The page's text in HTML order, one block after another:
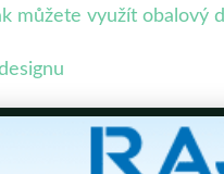
můžete využít obalový